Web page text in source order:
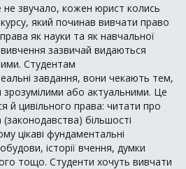
не звучало, кожен юрист колись
який починав вивчати право
як науки та як навчальної
зазвичай видаються
Студентам
завдання, вони чекають тем,
зрозумілими або актуальними. Це
й цивільного права: читати про
більшості
цікаві фундаментальні
історії вчення, думки
тощо. Студенти хочуть вивчати